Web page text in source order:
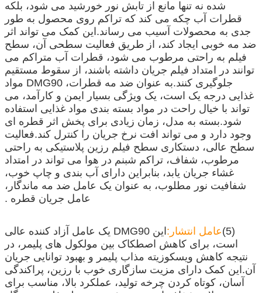
شده نه تنها مانع از تابش نور خورشید می شود، بلکه
قطرات آب چکه می کند که تراکم روی محصول به طور
جدی به محصولات آسیب می رساند.این کمک می تواند اثر
ضد مه خوبی ایجاد کند، از طریق فعالیت سطحی آن، سطح
فیلم به راحتی مرطوب می شود، قطرات آب متراکم می
توانند در امتداد فیلم جریان داشته باشند، از سقوط مستقیم
جلوگیری کنند.به عنوان ضد مه قطرات، DMG90 مواد
غذایی درجه یک است، یک ویژگی بسیار ایمن و کارآمد، می
تواند با خیال راحت در مواد بسته بندی مواد غذایی استفاده
شود.بسته به مدل، زمان زیادی برای پخش اثر قطره ای
وجود دارد و می تواند افت نرخ جریان را کنترل کند.فعالیت
سطح عالی، دستکاری سطح فیلم رزین پلاستیکی به راحتی
مرطوب، شفاف، تراکم شبنم در هوا می تواند در امتداد
غشاء جریان یابد، بنابراین دارای آب بندی و چاپ خوب،
شفافیت نور مطلوب، به عنوان یک عامل ضد مه ماندگار،
عامل جریان قطره .
(5) عامل انتشار:
این DMG90 یک عامل آزاد کننده عالی
است، برای کاهش اصطکاک بین مولکول های پلیمر، در
نتیجه کاهش ویسکوزیته مذاب پلیمر و بهبود توانایی جریان
آن.این کمک دارای مزیت سازگاری خوب با رزین، پراکندگی
آسان، کوتاه کردن چرخه تولید، عملکرد بالا، مناسب برای